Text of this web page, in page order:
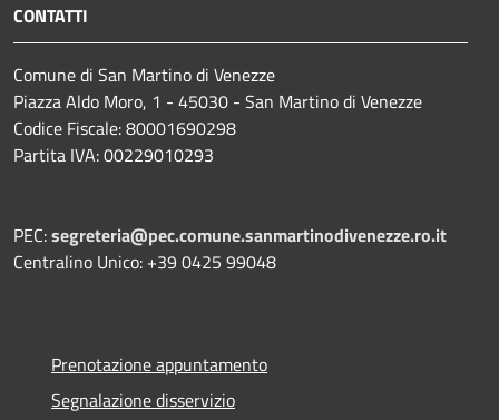
CONTATTI
Comune di San Martino di Venezze
Piazza Aldo Moro, 1 - 45030 - San Martino di Venezze
Codice Fiscale: 80001690298
Partita IVA: 00229010293
PEC:segreteria@pec.comune.sanmartinodivenezze.ro.it
Centralino Unico: +39 0425 99048
Prenotazione appuntamento
Segnalazione disservizio